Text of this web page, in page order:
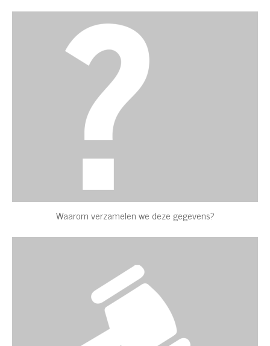
Waarom verzamelen we deze gegevens?